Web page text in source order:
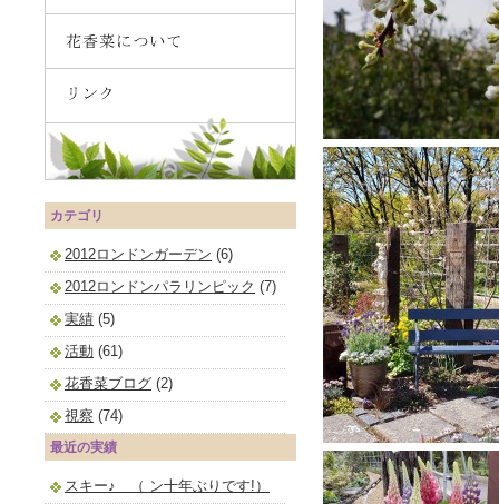
カテゴリ
2012ロンドンガーデン (6)
2012ロンドンパラリンピック (7)
実績 (5)
活動 (61)
花香菜ブログ (2)
視察 (74)
最近の実績
スキー♪ （ ン十年ぶりです!）